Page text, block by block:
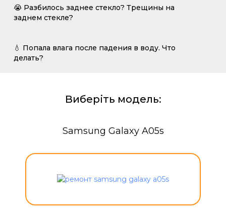
😭 Разбилось заднее стекло? Трещины на
заднем стекле?
💧 Попала влага после падения в воду. Что
делать?
Виберіть модель:
Samsung Galaxy A05s